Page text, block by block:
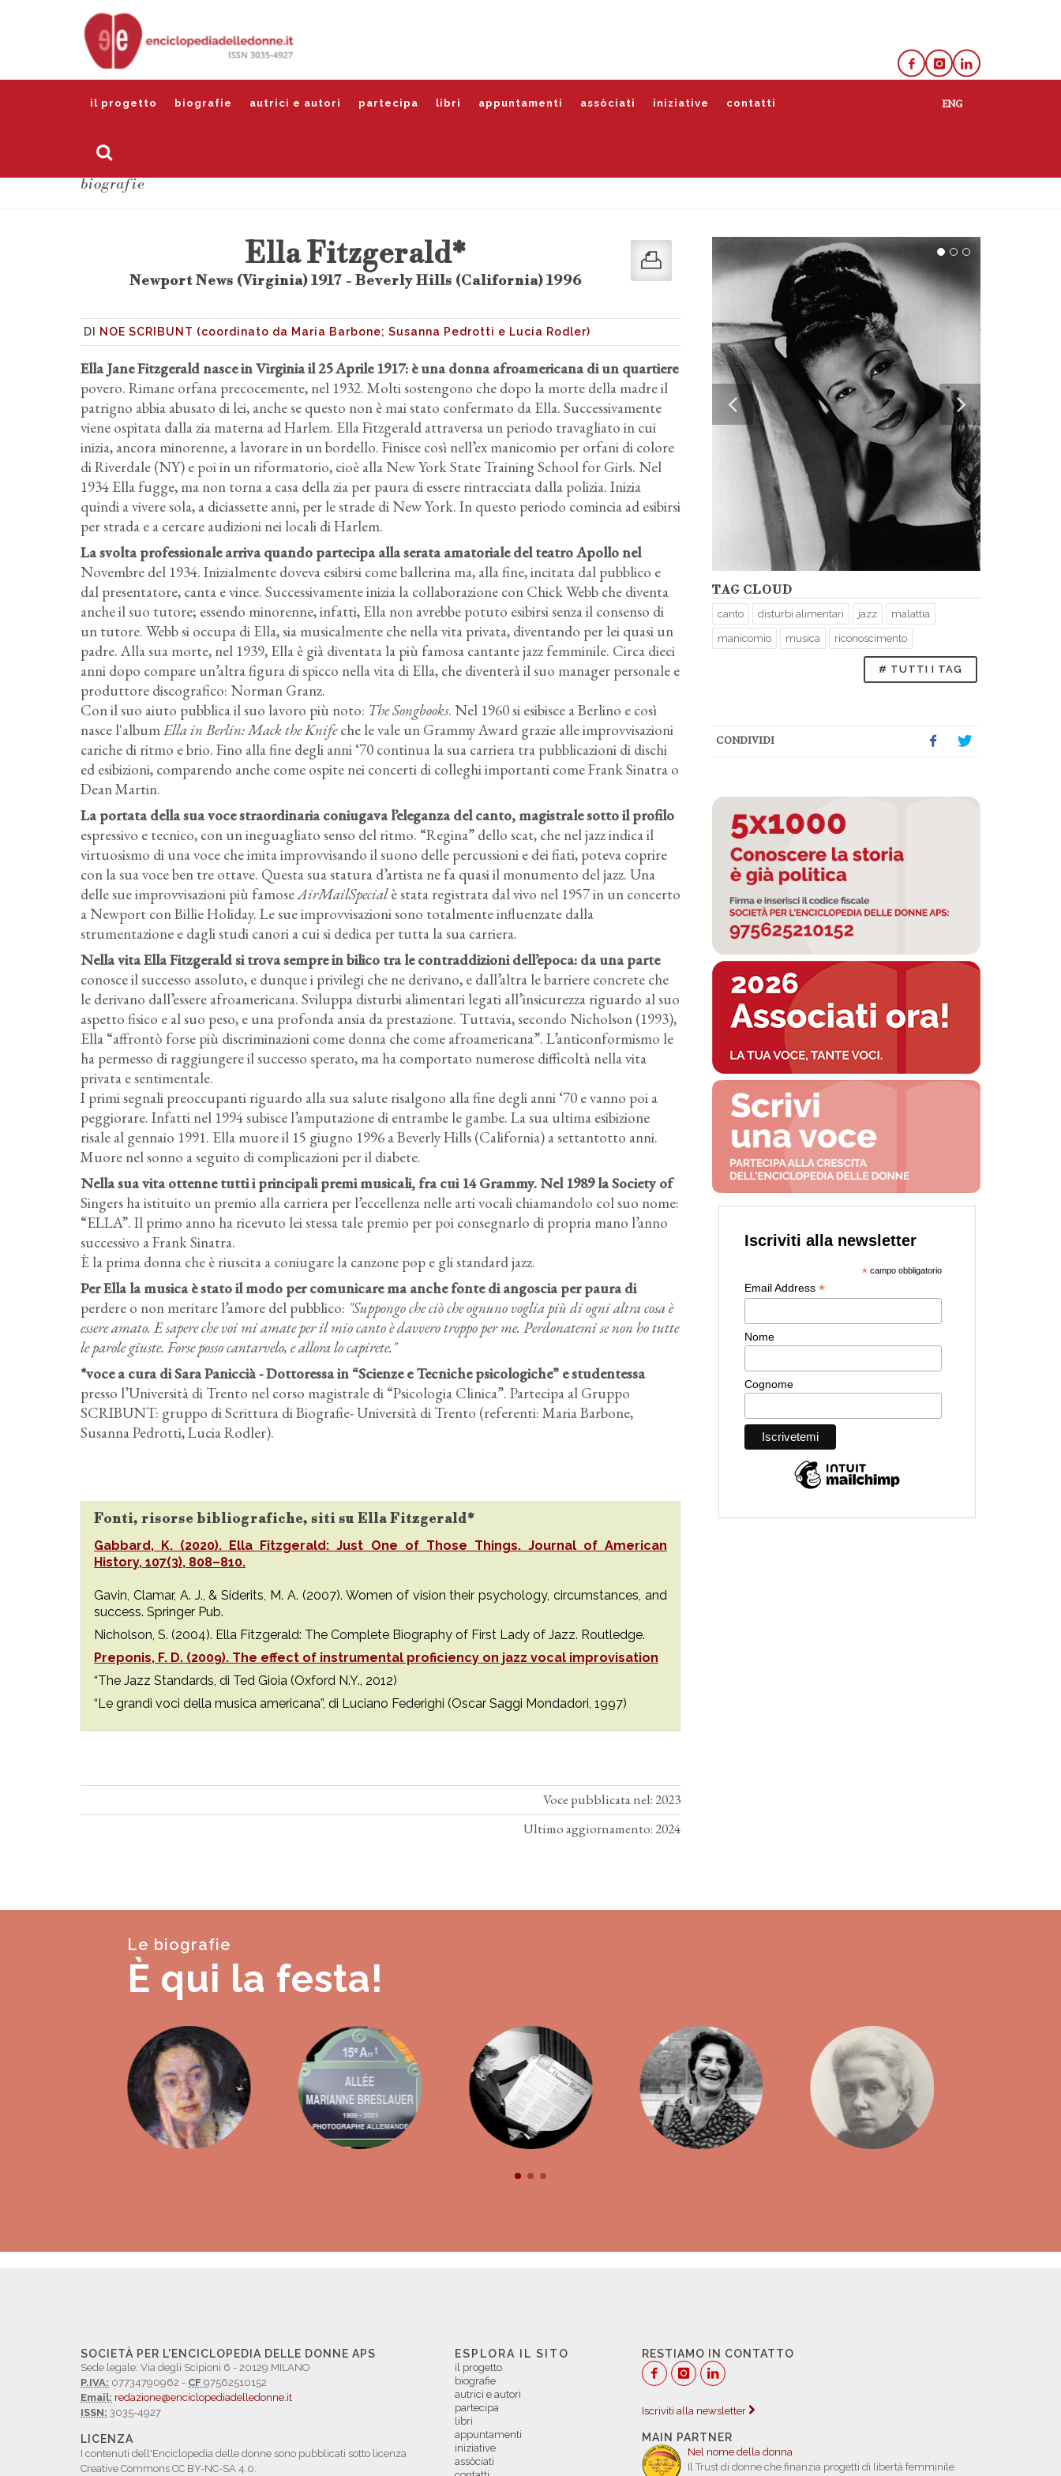
il progetto biografie autrici e autori partecipa libri appuntamenti assòciati iniziative contatti
biografie
Via Wikimedia Commons
TAG CLOUD
canto disturbi alimentari jazz malattia
manicomio musica riconoscimento
# TUTTI I TAG
CONDIVIDI
Ella Fitzgerald*
Newport News (Virginia) 1917 - Beverly Hills (California) 1996
DI NOE SCRIBUNT (coordinato da Maria Barbone; Susanna Pedrotti e Lucia Rodler)
Ella Jane Fitzgerald nasce in Virginia il 25 Aprile 1917: è una donna afroamericana di un quartiere
povero. Rimane orfana precocemente, nel 1932. Molti sostengono che dopo la morte della madre il
patrigno abbia abusato di lei, anche se questo non è mai stato confermato da Ella. Successivamente
viene ospitata dalla zia materna ad Harlem. Ella Fitzgerald attraversa un periodo travagliato in cui
inizia, ancora minorenne, a lavorare in un bordello. Finisce così nell’ex manicomio per orfani di colore
di Riverdale (NY) e poi in un riformatorio, cioè alla New York State Training School for Girls. Nel
1934 Ella fugge, ma non torna a casa della zia per paura di essere rintracciata dalla polizia. Inizia
quindi a vivere sola, a diciassette anni, per le strade di New York. In questo periodo comincia ad esibirsi
per strada e a cercare audizioni nei locali di Harlem.
La svolta professionale arriva quando partecipa alla serata amatoriale del teatro Apollo nel
Novembre del 1934. Inizialmente doveva esibirsi come ballerina ma, alla fine, incitata dal pubblico e
dal presentatore, canta e vince. Successivamente inizia la collaborazione con Chick Webb che diventa
anche il suo tutore; essendo minorenne, infatti, Ella non avrebbe potuto esibirsi senza il consenso di
un tutore. Webb si occupa di Ella, sia musicalmente che nella vita privata, diventando per lei quasi un
padre. Alla sua morte, nel 1939, Ella è già diventata la più famosa cantante jazz femminile. Circa dieci
anni dopo compare un’altra figura di spicco nella vita di Ella, che diventerà il suo manager personale e
produttore discografico: Norman Granz.
Con il suo aiuto pubblica il suo lavoro più noto: The Songbooks. Nel 1960 si esibisce a Berlino e così
nasce l'albumElla in Berlin: Mack the Knifeche le vale un Grammy Award grazie alle improvvisazioni
cariche di ritmo e brio. Fino alla fine degli anni ‘70 continua la sua carriera tra pubblicazioni di dischi
ed esibizioni, comparendo anche come ospite nei concerti di colleghi importanti come Frank Sinatra o
Dean Martin.
La portata della sua voce straordinaria coniugava l’eleganza del canto, magistrale sotto il profilo
espressivo e tecnico, con un ineguagliato senso del ritmo. “Regina” dello scat, che nel jazz indica il
virtuosismo di una voce che imita improvvisando il suono delle percussioni e dei fiati, poteva coprire
con la sua voce ben tre ottave. Questa sua statura d’artista ne fa quasi il monumento del jazz. Una
delle sue improvvisazioni più famoseAirMailSpecialè stata registrata dal vivo nel 1957 in un concerto
a Newport con Billie Holiday. Le sue improvvisazioni sono totalmente influenzate dalla
strumentazione e dagli studi canori a cui si dedica per tutta la sua carriera.
Nella vita Ella Fitzgerald si trova sempre in bilico tra le contraddizioni dell’epoca: da una parte
conosce il successo assoluto, e dunque i privilegi che ne derivano, e dall’altra le barriere concrete che
le derivano dall’essere afroamericana. Sviluppa disturbi alimentari legati all’insicurezza riguardo al suo
aspetto fisico e al suo peso, e una profonda ansia da prestazione. Tuttavia, secondo Nicholson (1993),
Ella “affrontò forse più discriminazioni come donna che come afroamericana”. L’anticonformismo le
ha permesso di raggiungere il successo sperato, ma ha comportato numerose difficoltà nella vita
privata e sentimentale.
I primi segnali preoccupanti riguardo alla sua salute risalgono alla fine degli anni ‘70 e vanno poi a
peggiorare. Infatti nel 1994 subisce l’amputazione di entrambe le gambe. La sua ultima esibizione
risale al gennaio 1991. Ella muore il 15 giugno 1996 a Beverly Hills (California) a settantotto anni.
Muore nel sonno a seguito di complicazioni per il diabete.
Nella sua vita ottenne tutti i principali premi musicali, fra cui 14 Grammy. Nel 1989 la Society of
Singers ha istituito un premio alla carriera per l’eccellenza nelle arti vocali chiamandolo col suo nome:
“ELLA”. Il primo anno ha ricevuto lei stessa tale premio per poi consegnarlo di propria mano l’anno
successivo a Frank Sinatra.
È la prima donna che è riuscita a coniugare la canzone pop e gli standard jazz.
Per Ella la musica è stato il modo per comunicare ma anche fonte di angoscia per paura di
perdere o non meritare l’amore del pubblico: "Suppongo che ciò che ognuno voglia più di ogni altra cosa è
essere amato. E sapere che voi mi amate per il mio canto è davvero troppo per me. Perdonatemi se non ho tutte
le parole giuste. Forse posso cantarvelo, e allora lo capirete. "
*voce a cura di Sara Paniccià - Dottoressa in “Scienze e Tecniche psicologiche” e studentessa
presso l’Università di Trento nel corso magistrale di “Psicologia Clinica”. Partecipa al Gruppo
SCRIBUNT: gruppo di Scrittura di Biografie- Università di Trento (referenti: Maria Barbone,
Susanna Pedrotti, Lucia Rodler).
Fonti, risorse bibliografiche, siti su Ella Fitzgerald*
Gabbard, K. (2020). Ella Fitzgerald: Just One of Those Things. Journal of American
History, 107(3), 808–810.
Gavin, Clamar, A. J., & Siderits, M. A. (2007). Women of vision their psychology, circumstances, and
success. Springer Pub.
Nicholson, S. (2004). Ella Fitzgerald: The Complete Biography of First Lady of Jazz. Routledge.
Preponis, F. D. (2009). The effect of instrumental proficiency on jazz vocal improvisation
“The Jazz Standards, di Ted Gioia (Oxford N.Y., 2012)
“Le grandi voci della musica americana”, di Luciano Federighi (Oscar Saggi Mondadori, 1997)
Voce pubblicata nel: 2023
Ultimo aggiornamento: 2024
Le biografie
È qui la festa!
SOCIETÀ PER L'ENCICLOPEDIA DELLE DONNE APS
Sede legale: Via degli Scipioni 6 - 20129 MILANO
P.IVA: 07734790962 - CF 97562510152
Email: redazione@enciclopediadelledonne.it
ISSN: 3035-4927
LICENZA
I contenuti dell'Enciclopedia delle donne sono pubblicati sotto licenza
Creative Commons CC BY-NC-SA 4.0.
ESPLORA IL SITO
il progetto
biografie
autrici e autori
partecipa
libri
appuntamenti
iniziative
assòciati
RESTIAMO IN CONTATTO
Iscriviti alla newsletter
MAIN PARTNER
Nel nome della donna
Il Trust di donne che finanzia progetti di libertà femminile